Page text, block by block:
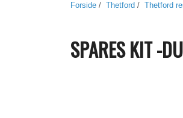
Forside / Thetford / Thetford
SPARES KIT -